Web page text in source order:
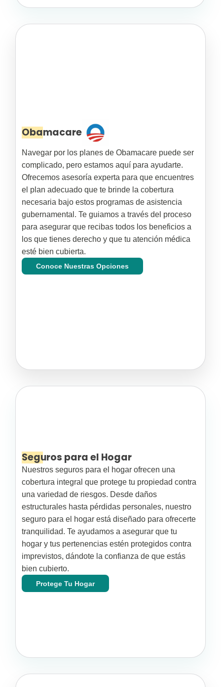
Obamacare
Navegar por los planes de Obamacare puede ser
complicado, pero estamos aquí para ayudarte.
Ofrecemos asesoría experta para que encuentres
el plan adecuado que te brinde la cobertura
necesaria bajo estos programas de asistencia
gubernamental. Te guiamos a través del proceso
para asegurar que recibas todos los beneficios a
los que tienes derecho y que tu atención médica
esté bien cubierta.
Conoce Nuestras Opciones
Seguros para el Hogar
Nuestros seguros para el hogar ofrecen una
cobertura integral que protege tu propiedad contra
una variedad de riesgos. Desde daños
estructurales hasta pérdidas personales, nuestro
seguro para el hogar está diseñado para ofrecerte
tranquilidad. Te ayudamos a asegurar que tu
hogar y tus pertenencias estén protegidos contra
imprevistos, dándote la confianza de que estás
bien cubierto.
Protege Tu Hogar